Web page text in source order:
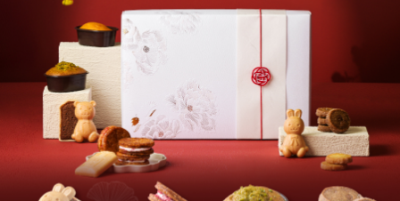
早鳥預購優惠｜常溫中秋禮盒
NT$3,600
NT$990 ~ NT$2,970
三盒免運｜夾心千層酥 8入/盒
NT$2,250
NT$680 ~ NT$2,040